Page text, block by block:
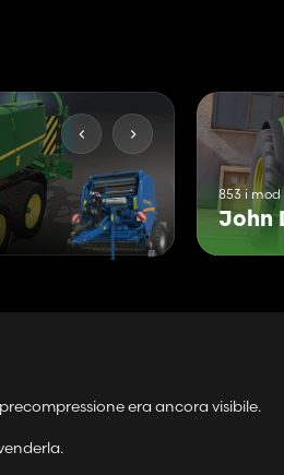
853 i mod
John
era ancora visibile.